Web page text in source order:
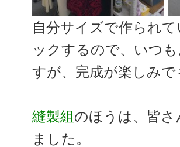
自分サイズで作られ
ックするので、いつ
すが、完成が楽しみ
縫製組のほうは、皆
ました。